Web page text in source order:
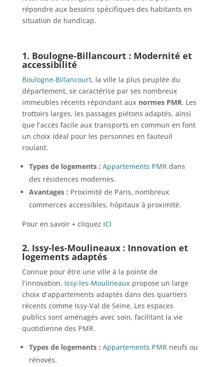
répondre aux besoins spécifiques des habitants en
situation de handicap.
1. Boulogne-Billancourt : Modernité et
accessibilité
Boulogne-Billancourt, la ville la plus peuplée du
département, se caractérise par ses nombreux
immeubles récents répondant aux normes PMR. Les
trottoirs larges, les passages piétons adaptés, ainsi
que l’accès facile aux transports en commun en font
un choix idéal pour les personnes en fauteuil
roulant.
Types de logements : Appartements PMR dans
des résidences modernes.
Avantages : Proximité de Paris, nombreux
commerces accessibles, hôpitaux à proximité.
Pour en savoir + cliquez ICI
2. Issy-les-Moulineaux: Innovation et
logements adaptés
Connue pour être une ville à la pointe de
l’innovation, Issy-les-Moulineaux propose un large
choix d’appartements adaptés dans des quartiers
récents comme Issy-Val de Seine. Les espaces
publics sont aménagés avec soin, facilitant la vie
quotidienne des PMR.
Types de logements : Appartements PMR neufs ou
rénovés.